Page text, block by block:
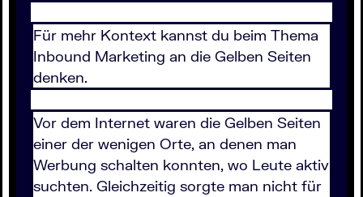
Für mehr Kontext kannst du beim Thema
Inbound Marketing an die Gelben Seiten
denken.
Vor dem Internet waren die Gelben Seiten
einer der wenigen Orte, an denen man
Werbung schalten konnten, wo Leute aktiv
suchten. Gleichzeitig sorgte man nicht für